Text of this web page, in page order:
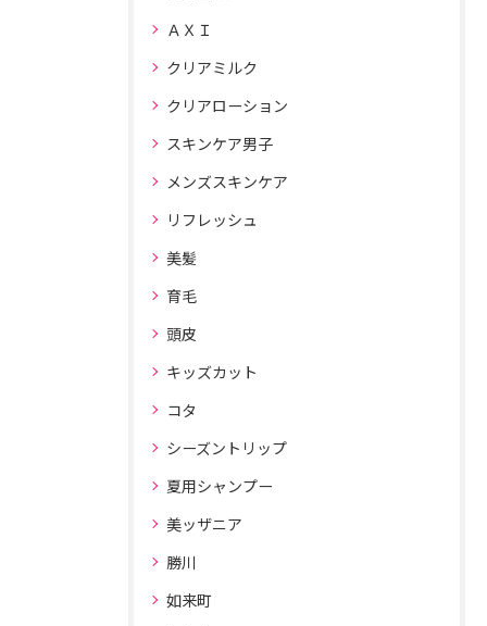
ＡＸＩ
クリアミルク
クリアローション
スキンケア男子
メンズスキンケア
リフレッシュ
美髪
育毛
頭皮
キッズカット
コタ
シーズントリップ
夏用シャンプー
美ッザニア
勝川
如来町